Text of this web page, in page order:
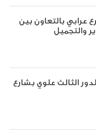
عرابي بالتعاون بين
والتجميل
الثالث علوي بشارع